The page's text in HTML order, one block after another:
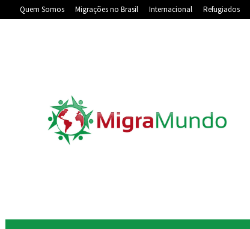
Quem Somos Migrações no Brasil Internacional Refugiados